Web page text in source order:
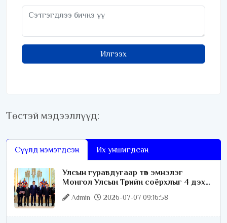
Илгээх
Төстэй мэдээллүүд:
Сүүлд нэмэгдсэн Их уншигдсан
Улсын гуравдугаар төв эмнэлэг
Монгол Улсын Төрийн соёрхлыг 4 дэх
удаагаа хүртлээ
Admin 2026-07-07 09:16:58